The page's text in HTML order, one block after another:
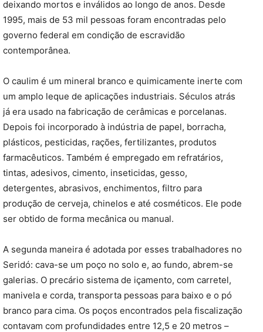
deixando mortos e inválidos ao longo de anos. Desde
1995, mais de 53 mil pessoas foram encontradas pelo
governo federal em condição de escravidão
contemporânea.
O caulim é um mineral branco e quimicamente inerte com
um amplo leque de aplicações industriais. Séculos atrás
já era usado na fabricação de cerâmicas e porcelanas.
Depois foi incorporado à indústria de papel, borracha,
plásticos, pesticidas, rações, fertilizantes, produtos
farmacêuticos. Também é empregado em refratários,
tintas, adesivos, cimento, inseticidas, gesso,
detergentes, abrasivos, enchimentos, filtro para
produção de cerveja, chinelos e até cosméticos. Ele pode
ser obtido de forma mecânica ou manual.
A segunda maneira é adotada por esses trabalhadores no
Seridó: cava-se um poço no solo e, ao fundo, abrem-se
galerias. O precário sistema de içamento, com carretel,
manivela e corda, transporta pessoas para baixo e o pó
branco para cima. Os poços encontrados pela fiscalização
contavam com profundidades entre 12,5 e 20 metros –